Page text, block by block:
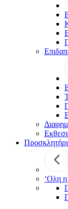
‘Ολη